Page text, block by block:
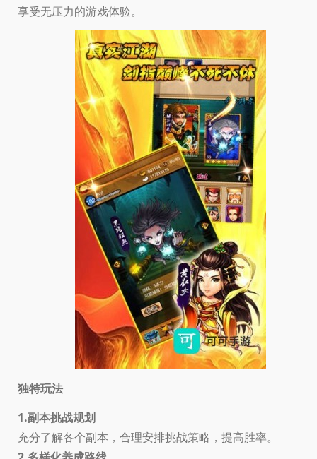
享受无压力的游戏体验。
独特玩法
1.副本挑战规划
充分了解各个副本，合理安排挑战策略，提高胜率。